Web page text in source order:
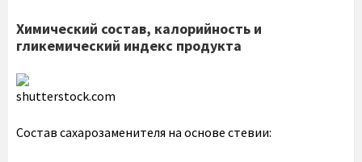
Химический состав, калорийность и
гликемический индекс продукта
shutterstock.com
Состав сахарозаменителя на основе стевии: